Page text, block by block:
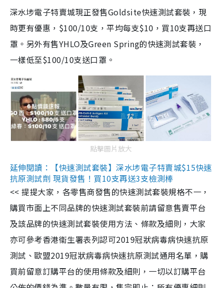
深水埗電子特賣城現正發售Goldsite快速測試套裝，現
時更有優惠，$100/10支，平均每支$10，買10支再送口
罩。另外有售YHLO及Green Spring的快速測試套裝，
一樣低至$100/10支送口罩。
點擊圖片放大
延伸閱讀：【快速測試套裝】深水埗電子特賣城$15快速
抗原測試劑 現貨發售！買10支再送3支檢測棒
<< 提提大家，各零售商發售的快速測試套裝規格不一，
購買市面上不同品牌的快速測試套裝前請留意售賣平台
及該品牌的快速測試套裝使用方法、條款及細則，大家
亦可參考香港衞生署表列認可2019冠狀病毒病快速抗原
測試、歐盟2019冠狀病毒病快速抗原測試通用名單，購
買前留意訂購平台的使用條款及細則，一切以訂購平台